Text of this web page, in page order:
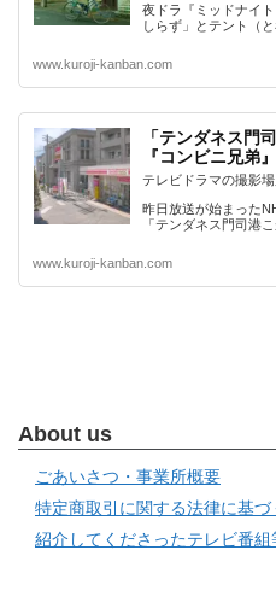
夜ドラ『ミッドナイ
しらず」とテント（
www.kuroji-kanban.com
「テンダネス門
『コンビニ兄弟』
テレビドラマの撮影
昨日放送が始まった
「テンダネス門司港
www.kuroji-kanban.com
About us
ごあいさつ・事業所概要
特定商取引に関する法律に基づ
紹介してくださったテレビ番組